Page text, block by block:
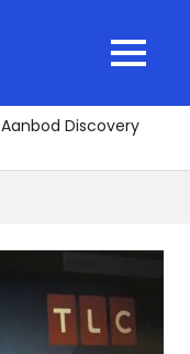
MENU
Aanbod Discovery